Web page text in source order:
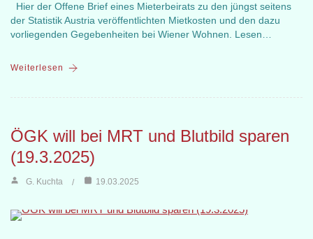
Hier der Offene Brief eines Mieterbeirats zu den jüngst seitens
der Statistik Austria veröffentlichten Mietkosten und den dazu
vorliegenden Gegebenheiten bei Wiener Wohnen. Lesen…
Weiterlesen
ÖGK will bei MRT und Blutbild sparen
(19.3.2025)
G. Kuchta 19.03.2025